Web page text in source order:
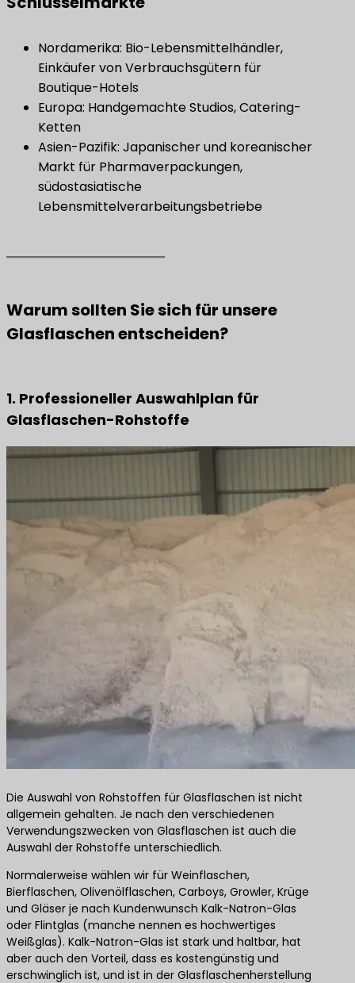
Nordamerika: Bio-Lebensmittelhändler,
Einkäufer von Verbrauchsgütern für
Boutique-Hotels
Europa: Handgemachte Studios, Catering-
Ketten
Asien-Pazifik: Japanischer und koreanischer
Markt für Pharmaverpackungen,
südostasiatische
Lebensmittelverarbeitungsbetriebe
Warum sollten Sie sich für unsere
Glasflaschen entscheiden?
1. Professioneller Auswahlplan für
Glasflaschen-Rohstoffe
Die Auswahl von Rohstoffen für Glasflaschen ist nicht
allgemein gehalten. Je nach den verschiedenen
Verwendungszwecken von Glasflaschen ist auch die
Auswahl der Rohstoffe unterschiedlich.
Normalerweise wählen wir für Weinflaschen,
Bierflaschen, Olivenölflaschen, Carboys, Growler, Krüge
und Gläser je nach Kundenwunsch Kalk-Natron-Glas
oder Flintglas (manche nennen es hochwertiges
Weißglas). Kalk-Natron-Glas ist stark und haltbar, hat
aber auch den Vorteil, dass es kostengünstig und
erschwinglich ist, und ist in der Glasflaschenherstellung